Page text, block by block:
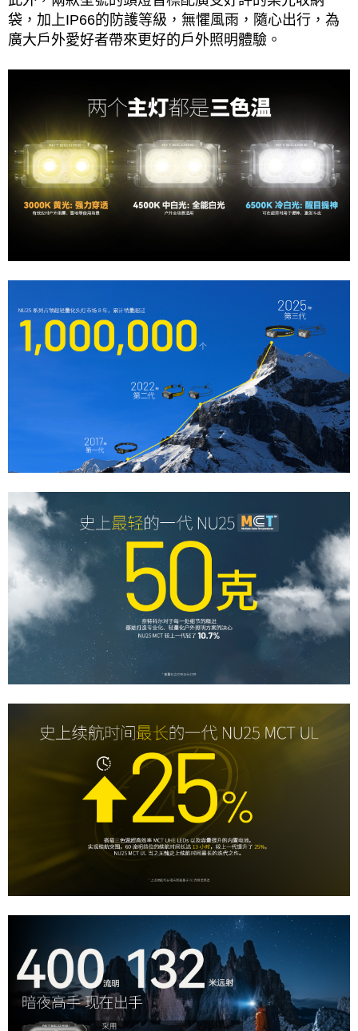
袋，加上IP66的防護等級，無懼風雨，隨心出行，為
廣大戶外愛好者帶來更好的戶外照明體驗。